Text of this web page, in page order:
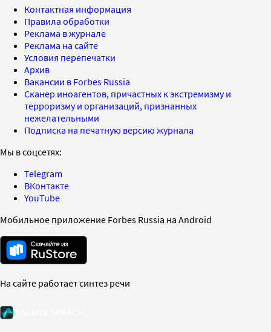
Контактная информация
Правила обработки
Реклама в журнале
Реклама на сайте
Условия перепечатки
Архив
Вакансии в Forbes Russia
Сканер иноагентов, причастных к экстремизму и
терроризму и организаций, признанных
нежелательными
Подписка на печатную версию журнала
Мы в соцсетях:
Telegram
ВКонтакте
YouTube
Мобильное приложение Forbes Russia на Android
На сайте работает синтез речи